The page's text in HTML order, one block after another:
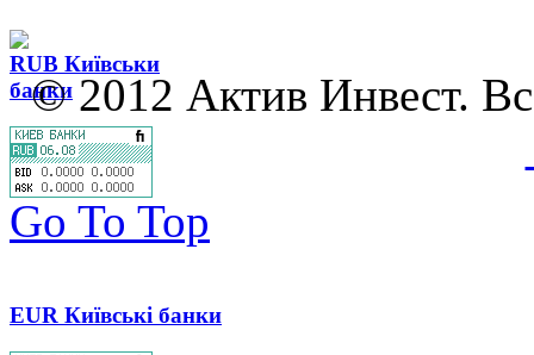
RUB Київськи
банки
EUR Київські банки
© 2012 Актив Инвест.
Go To Top